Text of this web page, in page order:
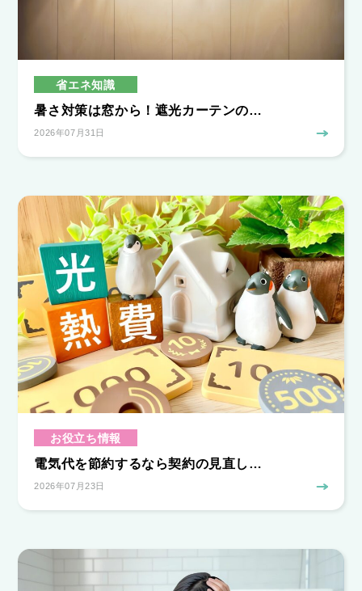
省エネ知識
暑さ対策は窓から！遮光カーテンの…
2026年07月31日
お役立ち情報
電気代を節約するなら契約の見直し…
2026年07月23日